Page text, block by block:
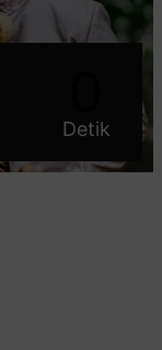
Detik